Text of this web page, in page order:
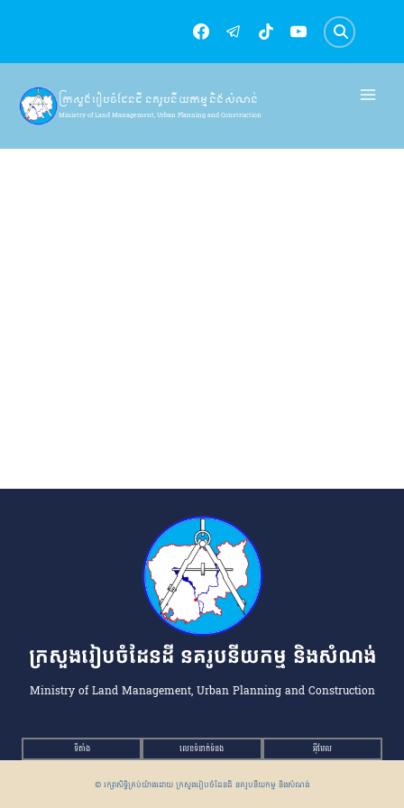
content
ក្រសួងរៀបចំដែនដី នគរូបនីយកម្ម និងសំណង់
Ministry of Land Management, Urban Planning and Construction
ក្រសួងរៀបចំដែនដី នគរូបនីយកម្ម និងសំណង់
Ministry of Land Management, Urban Planning and Construction
ទីតាំង លេខទំនាក់ទំនង អ៉ីមែល
© រក្សាសិទ្ធិគ្រប់យ៉ាងដោយ ក្រសួងរៀបចំដែនដី នគរូបនីយកម្ម និងសំណង់